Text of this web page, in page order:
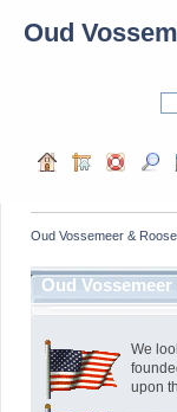
Oud
Oud Vossemeer &
Oud
We
upon